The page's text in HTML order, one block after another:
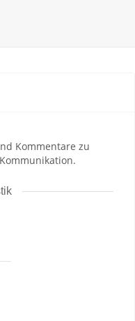
Kommentare zu